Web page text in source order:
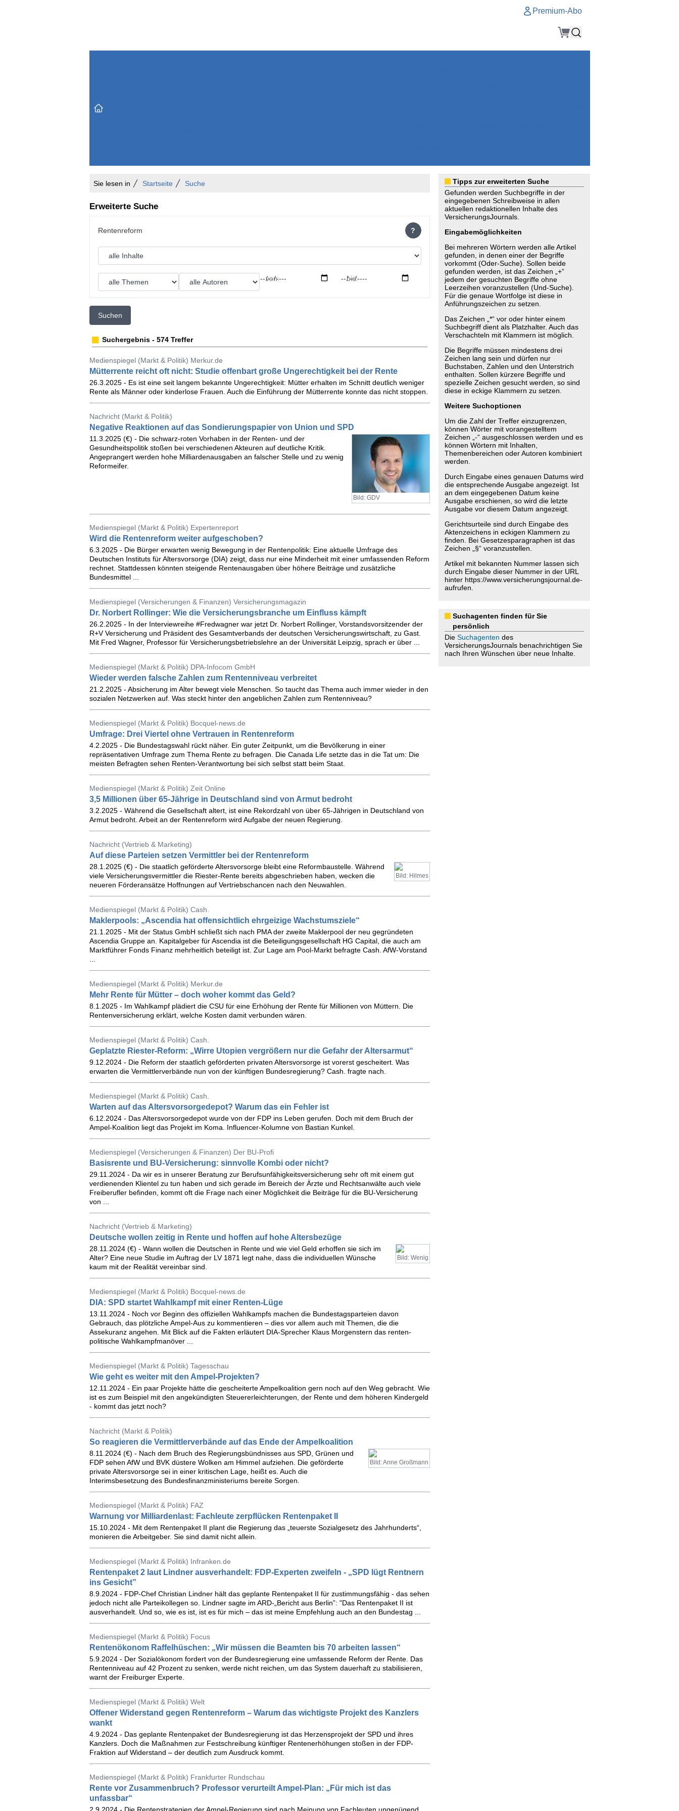
Premium-Abo
Sie lesen in Startseite Suche
Erweiterte Suche
?
von: bis:
Suchen
Suchergebnis - 574 Treffer
Medienspiegel (Markt & Politik) Merkur.de
Mütterrente reicht oft nicht: Studie offenbart große Ungerechtigkeit bei der Rente
26.3.2025 - Es ist eine seit langem bekannte Ungerechtigkeit: Mütter erhalten im Schnitt deutlich weniger
Rente als Männer oder kinderlose Frauen. Auch die Einführung der Mütterrente konnte das nicht stoppen.
Nachricht (Markt & Politik)
Negative Reaktionen auf das Sondierungspapier von Union und SPD
Bild: GDV
11.3.2025 (€) - Die schwarz-roten Vorhaben in der Renten- und der
Gesundheitspolitik stoßen bei verschiedenen Akteuren auf deutliche Kritik.
Angeprangert werden hohe Milliardenausgaben an falscher Stelle und zu wenig
Reformeifer.
Medienspiegel (Markt & Politik) Expertenreport
Wird die Rentenreform weiter aufgeschoben?
6.3.2025 - Die Bürger erwarten wenig Bewegung in der Rentenpolitik: Eine aktuelle Umfrage des
Deutschen Instituts für Altersvorsorge (DIA) zeigt, dass nur eine Minderheit mit einer umfassenden Reform
rechnet. Stattdessen könnten steigende Rentenausgaben über höhere Beiträge und zusätzliche
Bundesmittel ...
Medienspiegel (Versicherungen & Finanzen) Versicherungsmagazin
Dr. Norbert Rollinger: Wie die Versicherungsbranche um Einfluss kämpft
26.2.2025 - In der Interviewreihe #Fredwagner war jetzt Dr. Norbert Rollinger, Vorstandsvorsitzender der
R+V Versicherung und Präsident des Gesamtverbands der deutschen Versicherungswirtschaft, zu Gast.
Mit Fred Wagner, Professor für Versicherungsbetriebslehre an der Universität Leipzig, sprach er über ...
Medienspiegel (Markt & Politik) DPA-Infocom GmbH
Wieder werden falsche Zahlen zum Rentenniveau verbreitet
21.2.2025 - Absicherung im Alter bewegt viele Menschen. So taucht das Thema auch immer wieder in den
sozialen Netzwerken auf. Was steckt hinter den angeblichen Zahlen zum Rentenniveau?
Medienspiegel (Markt & Politik) Bocquel-news.de
Umfrage: Drei Viertel ohne Vertrauen in Rentenreform
4.2.2025 - Die Bundestagswahl rückt näher. Ein guter Zeitpunkt, um die Bevölkerung in einer
repräsentativen Umfrage zum Thema Rente zu befragen. Die Canada Life setzte das in die Tat um: Die
meisten Befragten sehen Renten-Verantwortung bei sich selbst statt beim Staat.
Medienspiegel (Markt & Politik) Zeit Online
3,5 Millionen über 65-Jährige in Deutschland sind von Armut bedroht
3.2.2025 - Während die Gesellschaft altert, ist eine Rekordzahl von über 65-Jährigen in Deutschland von
Armut bedroht. Arbeit an der Rentenreform wird Aufgabe der neuen Regierung.
Nachricht (Vertrieb & Marketing)
Auf diese Parteien setzen Vermittler bei der Rentenreform
Bild: Hilmes
28.1.2025 (€) - Die staatlich geförderte Altersvorsorge bleibt eine Reformbaustelle. Während
viele Versicherungsvermittler die Riester-Rente bereits abgeschrieben haben, wecken die
neueren Förderansätze Hoffnungen auf Vertriebschancen nach den Neuwahlen.
Medienspiegel (Markt & Politik) Cash.
Maklerpools: „Ascendia hat offensichtlich ehrgeizige Wachstumsziele“
21.1.2025 - Mit der Status GmbH schließt sich nach PMA der zweite Maklerpool der neu gegründeten
Ascendia Gruppe an. Kapitalgeber für Ascendia ist die Beteiligungsgesellschaft HG Capital, die auch am
Marktführer Fonds Finanz mehrheitlich beteiligt ist. Zur Lage am Pool-Markt befragte Cash. AfW-Vorstand
Medienspiegel (Markt & Politik) Merkur.de
Mehr Rente für Mütter – doch woher kommt das Geld?
8.1.2025 - Im Wahlkampf plädiert die CSU für eine Erhöhung der Rente für Millionen von Müttern. Die
Rentenversicherung erklärt, welche Kosten damit verbunden wären.
Medienspiegel (Markt & Politik) Cash.
Geplatzte Riester-Reform: „Wirre Utopien vergrößern nur die Gefahr der Altersarmut“
9.12.2024 - Die Reform der staatlich geförderten privaten Altersvorsorge ist vorerst gescheitert. Was
erwarten die Vermittlerverbände nun von der künftigen Bundesregierung? Cash. fragte nach.
Medienspiegel (Markt & Politik) Cash.
Warten auf das Altersvorsorgedepot? Warum das ein Fehler ist
6.12.2024 - Das Altersvorsorgedepot wurde von der FDP ins Leben gerufen. Doch mit dem Bruch der
Ampel-Koalition liegt das Projekt im Koma. Influencer-Kolumne von Bastian Kunkel.
Medienspiegel (Versicherungen & Finanzen) Der BU-Profi
Basisrente und BU-Versicherung: sinnvolle Kombi oder nicht?
29.11.2024 - Da wir es in unserer Beratung zur Berufsunfähigkeitsversicherung sehr oft mit einem gut
verdienenden Klientel zu tun haben und sich gerade im Bereich der Ärzte und Rechtsanwälte auch viele
Freiberufler befinden, kommt oft die Frage nach einer Möglichkeit die Beiträge für die BU-Versicherung
von ...
Nachricht (Vertrieb & Marketing)
Deutsche wollen zeitig in Rente und hoffen auf hohe Altersbezüge
Bild: Wenig
28.11.2024 (€) - Wann wollen die Deutschen in Rente und wie viel Geld erhoffen sie sich im
Alter? Eine neue Studie im Auftrag der LV 1871 legt nahe, dass die individuellen Wünsche
kaum mit der Realität vereinbar sind.
Medienspiegel (Markt & Politik) Bocquel-news.de
DIA: SPD startet Wahlkampf mit einer Renten-Lüge
13.11.2024 - Noch vor Beginn des offiziellen Wahlkampfs machen die Bundestagsparteien davon
Gebrauch, das plötzliche Ampel-Aus zu kommentieren – dies vor allem auch mit Themen, die die
Assekuranz angehen. Mit Blick auf die Fakten erläutert DIA-Sprecher Klaus Morgenstern das renten-
politische Wahlkampfmanöver ...
Medienspiegel (Markt & Politik) Tagesschau
Wie geht es weiter mit den Ampel-Projekten?
12.11.2024 - Ein paar Projekte hätte die gescheiterte Ampelkoalition gern noch auf den Weg gebracht. Wie
ist es zum Beispiel mit den angekündigten Steuererleichterungen, der Rente und dem höheren Kindergeld
- kommt das jetzt noch?
Nachricht (Markt & Politik)
So reagieren die Vermittlerverbände auf das Ende der Ampelkoalition
Bild: Anne Großmann
8.11.2024 (€) - Nach dem Bruch des Regierungsbündnisses aus SPD, Grünen und
FDP sehen AfW und BVK düstere Wolken am Himmel aufziehen. Die geförderte
private Altersvorsorge sei in einer kritischen Lage, heißt es. Auch die
Interimsbesetzung des Bundesfinanzministeriums bereite Sorgen.
Medienspiegel (Markt & Politik) FAZ
Warnung vor Milliardenlast: Fachleute zerpflücken Rentenpaket II
15.10.2024 - Mit dem Rentenpaket II plant die Regierung das „teuerste Sozialgesetz des Jahrhunderts“,
monieren die Arbeitgeber. Sie sind damit nicht allein.
Medienspiegel (Markt & Politik) Infranken.de
Rentenpaket 2 laut Lindner ausverhandelt: FDP-Experten zweifeln - „SPD lügt Rentnern
ins Gesicht”
8.9.2024 - FDP-Chef Christian Lindner hält das geplante Rentenpaket II für zustimmungsfähig - das sehen
jedoch nicht alle Parteikollegen so. Lindner sagte im ARD-„Bericht aus Berlin”: "Das Rentenpaket II ist
ausverhandelt. Und so, wie es ist, ist es für mich – das ist meine Empfehlung auch an den Bundestag ...
Medienspiegel (Markt & Politik) Focus
Rentenökonom Raffelhüschen: „Wir müssen die Beamten bis 70 arbeiten lassen“
5.9.2024 - Der Sozialökonom fordert von der Bundesregierung eine umfassende Reform der Rente. Das
Rentenniveau auf 42 Prozent zu senken, werde nicht reichen, um das System dauerhaft zu stabilisieren,
warnt der Freiburger Experte.
Medienspiegel (Markt & Politik) Welt
Offener Widerstand gegen Rentenreform – Warum das wichtigste Projekt des Kanzlers
wankt
4.9.2024 - Das geplante Rentenpaket der Bundesregierung ist das Herzensprojekt der SPD und ihres
Kanzlers. Doch die Maßnahmen zur Festschreibung künftiger Rentenerhöhungen stoßen in der FDP-
Fraktion auf Widerstand – der deutlich zum Ausdruck kommt.
Medienspiegel (Markt & Politik) Frankfurter Rundschau
Rente vor Zusammenbruch? Professor verurteilt Ampel-Plan: „Für mich ist das
unfassbar“
Tipps zur erweiterten Suche
Gefunden werden Suchbegriffe in der
eingegebenen Schreibweise in allen
aktuellen redaktionellen Inhalte des
VersicherungsJournals.
Eingabemöglichkeiten
Bei mehreren Wörtern werden alle Artikel
gefunden, in denen einer der Begriffe
vorkommt (Oder-Suche). Sollen beide
gefunden werden, ist das Zeichen „+“
jedem der gesuchten Begriffe ohne
Leerzeihen voranzustellen (Und-Suche).
Für die genaue Wortfolge ist diese in
Anführungszeichen zu setzen.
Das Zeichen „*“ vor oder hinter einem
Suchbegriff dient als Platzhalter. Auch das
Verschachteln mit Klammern ist möglich.
Die Begriffe müssen mindestens drei
Zeichen lang sein und dürfen nur
Buchstaben, Zahlen und den Unterstrich
enthalten. Sollen kürzere Begriffe und
spezielle Zeichen gesucht werden, so sind
diese in eckige Klammern zu setzen.
Weitere Suchoptionen
Um die Zahl der Treffer einzugrenzen,
können Wörter mit vorangestelltem
Zeichen „-“ ausgeschlossen werden und es
können Wörtern mit Inhalten,
Themenbereichen oder Autoren kombiniert
werden.
Durch Eingabe eines genauen Datums wird
die entsprechende Ausgabe angezeigt. Ist
an dem eingegebenen Datum keine
Ausgabe erschienen, so wird die letzte
Ausgabe vor diesem Datum angezeigt.
Gerichtsurteile sind durch Eingabe des
Aktenzeichens in eckigen Klammern zu
finden. Bei Gesetzesparagraphen ist das
Zeichen „§“ voranzustellen.
Artikel mit bekannten Nummer lassen sich
durch Eingabe dieser Nummer in der URL
hinter https://www.versicherungsjournal.de-
aufrufen.
Suchagenten finden für Sie
persönlich
Die Suchagenten des
VersicherungsJournals benachrichtigen Sie
nach Ihren Wünschen über neue Inhalte.